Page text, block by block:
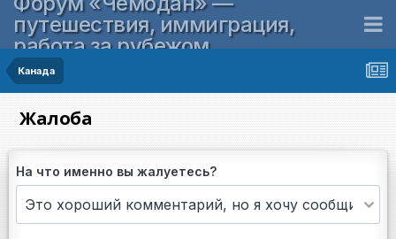
путешествия, иммиграция,
работа за рубежом
Канада
Жалоба
На что именно вы жалуетесь?